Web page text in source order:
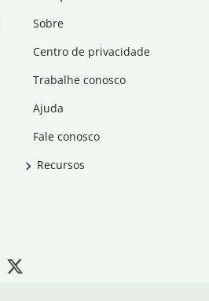
Sobre
Centro de privacidade
Trabalhe conosco
Ajuda
Fale conosco
Recursos